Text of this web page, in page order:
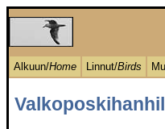
Alkuun/Home Linnut/Birds